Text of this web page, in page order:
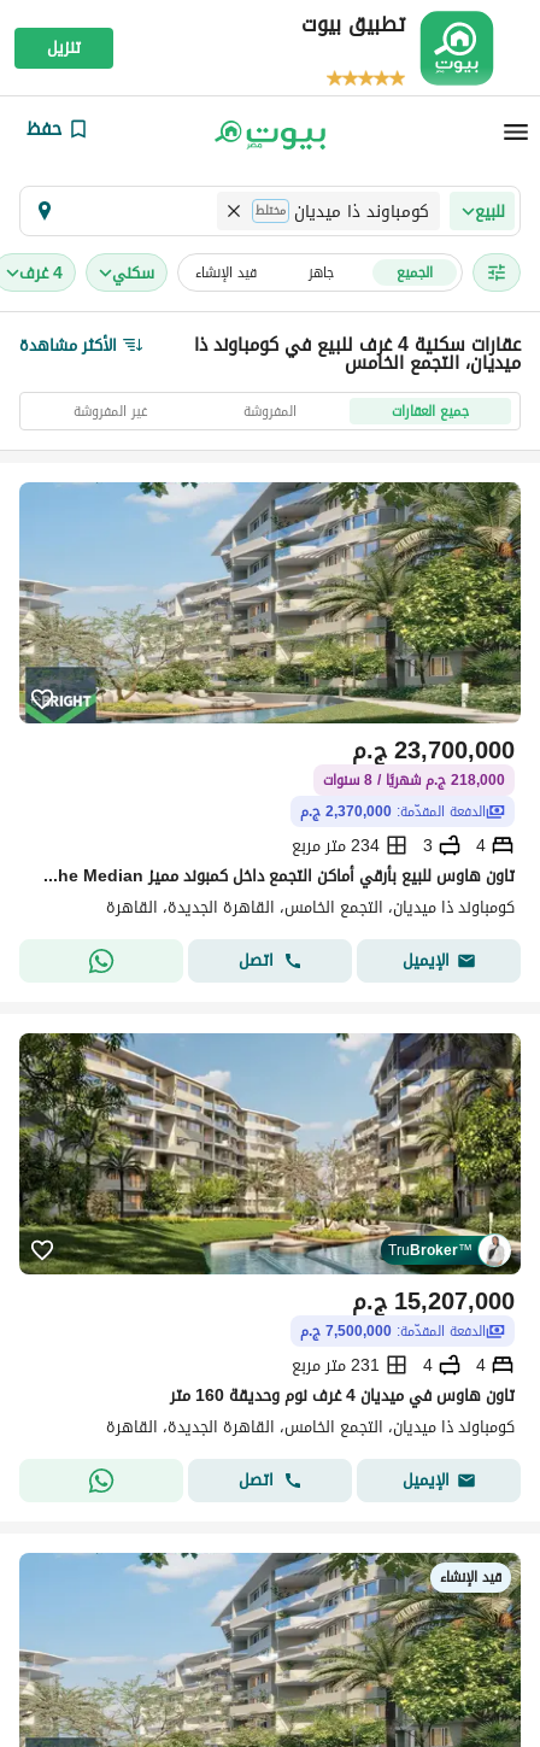
تطبيق بيوت
تنزيل
حفظ
للبيع كومباوند ذا ميديان مختلط
الجميع جاهز قيد الإنشاء سكني 4 غرف
عقارات سكنية 4 غرف للبيع في كومباوند ذاميديان، التجمع الخامس الأكثر مشاهدة
جميع العقارات المفروشة غير المفروشة
ج.م23,700,000
218,000 ج.م شهريًا / 8 سنوات
الدفعة المقدّمة: 2,370,000 ج.م
4
3
234 متر مربع
تاون هاوس للبيع بأرقي أماكن التجمع داخل كمبوند مميز The Median القاهرة الجديدة
كومباوند ذا ميديان، التجمع الخامس، القاهرة الجديدة، القاهرة
الإيميل
اتصل
TruBroker™
ج.م15,207,000
الدفعة المقدّمة: 7,500,000 ج.م
4
4
231 متر مربع
تاون هاوس في ميديان 4 غرف نوم وحديقة 160 متر
كومباوند ذا ميديان، التجمع الخامس، القاهرة الجديدة، القاهرة
الإيميل
اتصل
قيد الإنشاء